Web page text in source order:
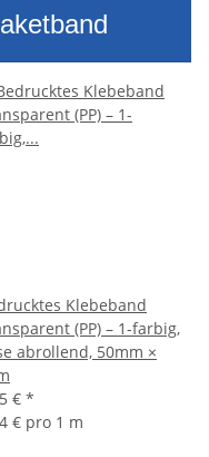
Klebeband
(PP) – 1-farbig,
abrollend, 50mm ×
€ *
€ pro 1 m